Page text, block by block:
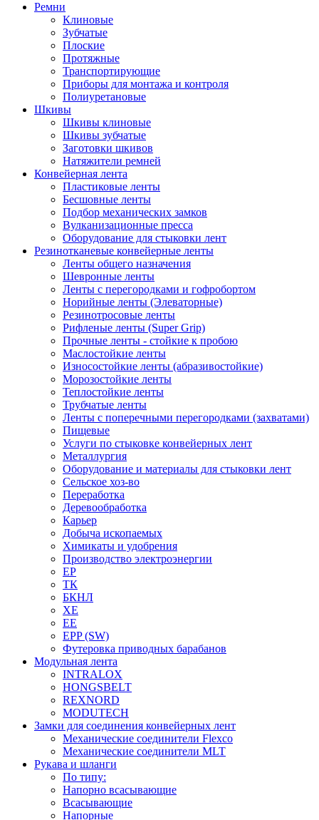
Ремни
Клиновые
Зубчатые
Плоские
Протяжные
Транспортирующие
Приборы для монтажа и контроля
Полиуретановые
Шкивы
Шкивы клиновые
Шкивы зубчатые
Заготовки шкивов
Натяжители ремней
Конвейерная лента
Пластиковые ленты
Бесшовные ленты
Подбор механических замков
Вулканизационные пресса
Оборудование для стыковки лент
Резинотканевые конвейерные ленты
Ленты общего назначения
Шевронные ленты
Ленты с перегородками и гофробортом
Норийные ленты (Элеваторные)
Резинотросовые ленты
Рифленые ленты (Super Grip)
Прочные ленты - стойкие к пробою
Маслостойкие ленты
Износостойкие ленты (абразивостойкие)
Морозостойкие ленты
Теплостойкие ленты
Трубчатые ленты
Ленты с поперечными перегородками (захватами)
Пищевые
Услуги по стыковке конвейерных лент
Металлургия
Оборудование и материалы для стыковки лент
Сельское хоз-во
Переработка
Деревообработка
Карьер
Добыча ископаемых
Химикаты и удобрения
Производство электроэнергии
EP
ТК
БКНЛ
XE
EE
EPP (SW)
Футеровка приводных барабанов
Модульная лента
INTRALOX
HONGSBELT
REXNORD
MODUTECH
Замки для соединения конвейерных лент
Механические соединители Flexco
Механические соединители MLT
Рукава и шланги
По типу:
Напорно всасывающие
Всасывающие
Напорные